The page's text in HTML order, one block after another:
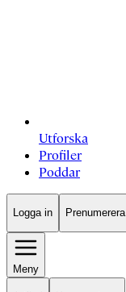
Utforska
Profiler
Poddar
Logga in Prenumerera
Meny